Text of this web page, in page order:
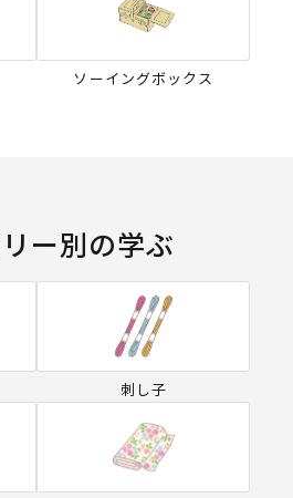
ソーイングボックス
ー別の学ぶ
刺し子